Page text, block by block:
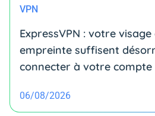
VPN
ExpressVPN : votre
empreinte suffisent
connecter à votre compte
06/08/2026